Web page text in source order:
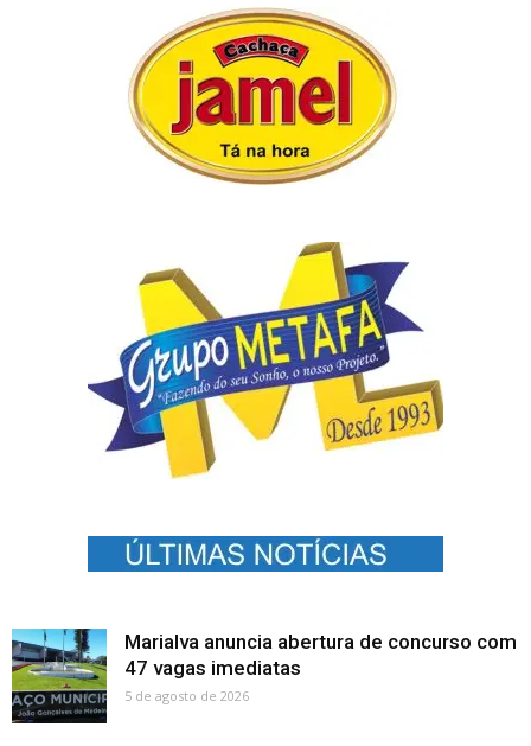
Marialva anuncia abertura de concurso com
47 vagas imediatas
5 de agosto de 2026